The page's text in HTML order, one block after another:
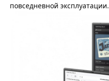
повседневной эксплуатации.